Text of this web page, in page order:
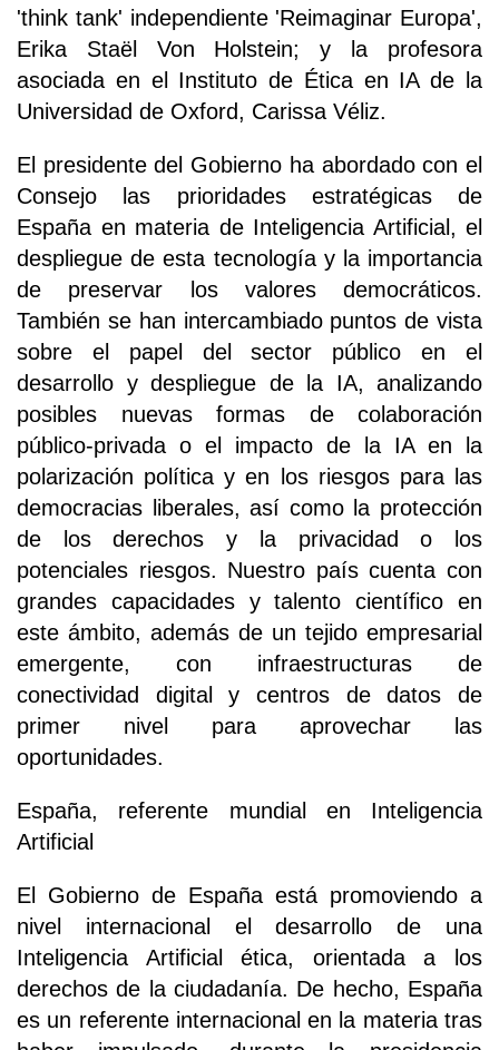
'think tank' independiente 'Reimaginar Europa',
Erika Staël Von Holstein; y la profesora
asociada en el Instituto de Ética en IA de la
Universidad de Oxford, Carissa Véliz.
El presidente del Gobierno ha abordado con el
Consejo las prioridades estratégicas de
España en materia de Inteligencia Artificial, el
despliegue de esta tecnología y la importancia
de preservar los valores democráticos.
También se han intercambiado puntos de vista
sobre el papel del sector público en el
desarrollo y despliegue de la IA, analizando
posibles nuevas formas de colaboración
público-privada o el impacto de la IA en la
polarización política y en los riesgos para las
democracias liberales, así como la protección
de los derechos y la privacidad o los
potenciales riesgos. Nuestro país cuenta con
grandes capacidades y talento científico en
este ámbito, además de un tejido empresarial
emergente, con infraestructuras de
conectividad digital y centros de datos de
primer nivel para aprovechar las
oportunidades.
España, referente mundial en Inteligencia
Artificial
El Gobierno de España está promoviendo a
nivel internacional el desarrollo de una
Inteligencia Artificial ética, orientada a los
derechos de la ciudadanía. De hecho, España
es un referente internacional en la materia tras